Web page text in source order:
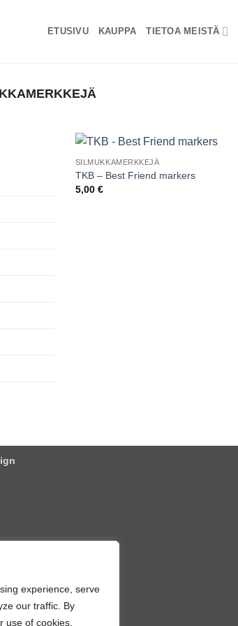
experience, serve
our traffic. By
use of cookies.
ETUSIVU KAUPPA TIETOA MEISTÄ
SILMUKKAMERKKEJÄ
TKB – Best Friend markers
5,00 €